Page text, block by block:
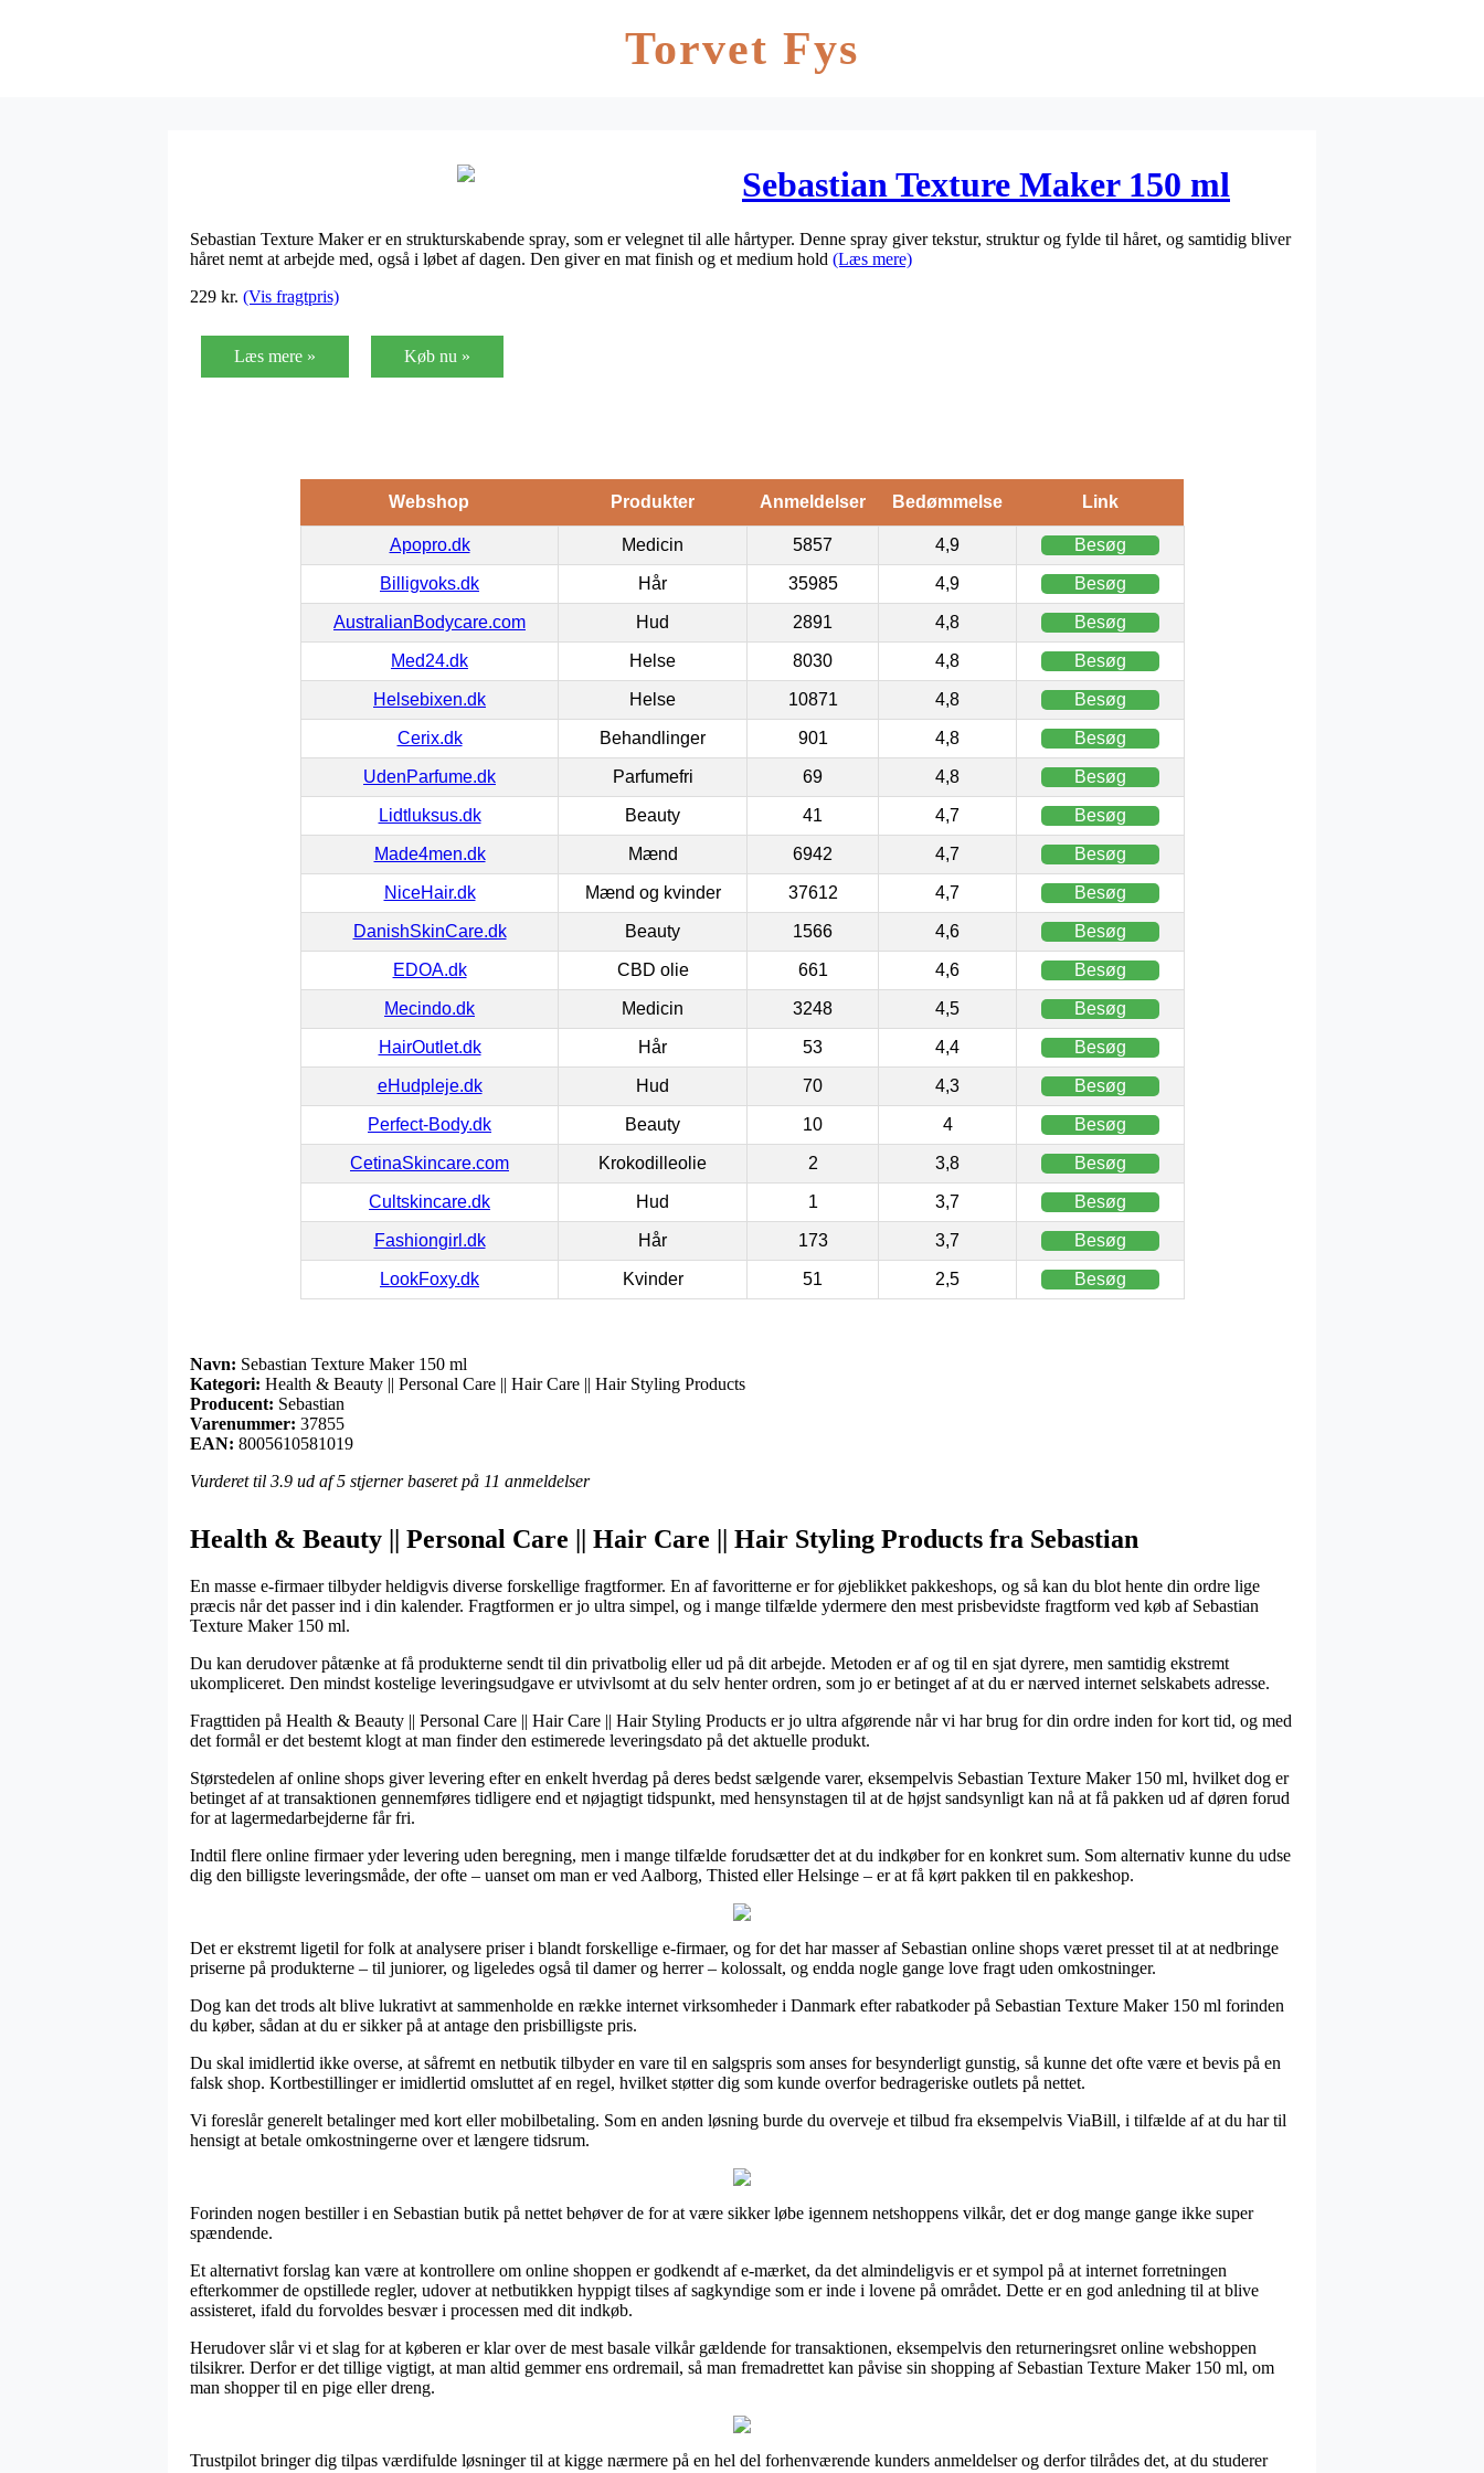
Torvet Fys
Sebastian Texture Maker 150 ml
Sebastian Texture Maker er en strukturskabende spray, som er velegnet til alle hårtyper. Denne spray giver tekstur, struktur og fylde til håret, og samtidig bliver
håret nemt at arbejde med, også i løbet af dagen. Den giver en mat finish og et medium hold (Læs mere)
229 kr. (Vis fragtpris)
Læs mere » Køb nu »
Webshop Produkter Anmeldelser Bedømmelse Link
Apopro.dk Medicin 5857 4,9 Besøg
Billigvoks.dk Hår 35985 4,9 Besøg
AustralianBodycare.com Hud 2891 4,8 Besøg
Med24.dk Helse 8030 4,8 Besøg
Helsebixen.dk Helse 10871 4,8 Besøg
Cerix.dk Behandlinger 901 4,8 Besøg
UdenParfume.dk Parfumefri 69 4,8 Besøg
Lidtluksus.dk Beauty 41 4,7 Besøg
Made4men.dk Mænd 6942 4,7 Besøg
NiceHair.dk Mænd og kvinder 37612 4,7 Besøg
DanishSkinCare.dk Beauty 1566 4,6 Besøg
EDOA.dk CBD olie 661 4,6 Besøg
Mecindo.dk Medicin 3248 4,5 Besøg
HairOutlet.dk Hår 53 4,4 Besøg
eHudpleje.dk Hud 70 4,3 Besøg
Perfect-Body.dk Beauty 10 4 Besøg
CetinaSkincare.com Krokodilleolie 2 3,8 Besøg
Cultskincare.dk Hud 1 3,7 Besøg
Fashiongirl.dk Hår 173 3,7 Besøg
LookFoxy.dk Kvinder 51 2,5 Besøg
Navn: Sebastian Texture Maker 150 ml
Kategori: Health & Beauty || Personal Care || Hair Care || Hair Styling Products
Producent: Sebastian
Varenummer: 37855
EAN: 8005610581019
Vurderet til 3.9 ud af 5 stjerner baseret på 11 anmeldelser
Health & Beauty || Personal Care || Hair Care || Hair Styling Products fra Sebastian
En masse e-firmaer tilbyder heldigvis diverse forskellige fragtformer. En af favoritterne er for øjeblikket pakkeshops, og så kan du blot hente din ordre lige
præcis når det passer ind i din kalender. Fragtformen er jo ultra simpel, og i mange tilfælde ydermere den mest prisbevidste fragtform ved køb af Sebastian
Texture Maker 150 ml.
Du kan derudover påtænke at få produkterne sendt til din privatbolig eller ud på dit arbejde. Metoden er af og til en sjat dyrere, men samtidig ekstremt
ukompliceret. Den mindst kostelige leveringsudgave er utvivlsomt at du selv henter ordren, som jo er betinget af at du er nærved internet selskabets adresse.
Fragttiden på Health & Beauty || Personal Care || Hair Care || Hair Styling Products er jo ultra afgørende når vi har brug for din ordre inden for kort tid, og med
det formål er det bestemt klogt at man finder den estimerede leveringsdato på det aktuelle produkt.
Størstedelen af online shops giver levering efter en enkelt hverdag på deres bedst sælgende varer, eksempelvis Sebastian Texture Maker 150 ml, hvilket dog er
betinget af at transaktionen gennemføres tidligere end et nøjagtigt tidspunkt, med hensynstagen til at de højst sandsynligt kan nå at få pakken ud af døren forud
for at lagermedarbejderne får fri.
Indtil flere online firmaer yder levering uden beregning, men i mange tilfælde forudsætter det at du indkøber for en konkret sum. Som alternativ kunne du udse
dig den billigste leveringsmåde, der ofte – uanset om man er ved Aalborg, Thisted eller Helsinge – er at få kørt pakken til en pakkeshop.
Det er ekstremt ligetil for folk at analysere priser i blandt forskellige e-firmaer, og for det har masser af Sebastian online shops været presset til at at nedbringe
priserne på produkterne – til juniorer, og ligeledes også til damer og herrer – kolossalt, og endda nogle gange love fragt uden omkostninger.
Dog kan det trods alt blive lukrativt at sammenholde en række internet virksomheder i Danmark efter rabatkoder på Sebastian Texture Maker 150 ml forinden
du køber, sådan at du er sikker på at antage den prisbilligste pris.
Du skal imidlertid ikke overse, at såfremt en netbutik tilbyder en vare til en salgspris som anses for besynderligt gunstig, så kunne det ofte være et bevis på en
falsk shop. Kortbestillinger er imidlertid omsluttet af en regel, hvilket støtter dig som kunde overfor bedrageriske outlets på nettet.
Vi foreslår generelt betalinger med kort eller mobilbetaling. Som en anden løsning burde du overveje et tilbud fra eksempelvis ViaBill, i tilfælde af at du har til
hensigt at betale omkostningerne over et længere tidsrum.
Forinden nogen bestiller i en Sebastian butik på nettet behøver de for at være sikker løbe igennem netshoppens vilkår, det er dog mange gange ikke super
spændende.
Et alternativt forslag kan være at kontrollere om online shoppen er godkendt af e-mærket, da det almindeligvis er et sympol på at internet forretningen
efterkommer de opstillede regler, udover at netbutikken hyppigt tilses af sagkyndige som er inde i lovene på området. Dette er en god anledning til at blive
assisteret, ifald du forvoldes besvær i processen med dit indkøb.
Herudover slår vi et slag for at køberen er klar over de mest basale vilkår gældende for transaktionen, eksempelvis den returneringsret online webshoppen
tilsikrer. Derfor er det tillige vigtigt, at man altid gemmer ens ordremail, så man fremadrettet kan påvise sin shopping af Sebastian Texture Maker 150 ml, om
man shopper til en pige eller dreng.
Trustpilot bringer dig tilpas værdifulde løsninger til at kigge nærmere på en hel del forhenværende kunders anmeldelser og derfor tilrådes det, at du studerer